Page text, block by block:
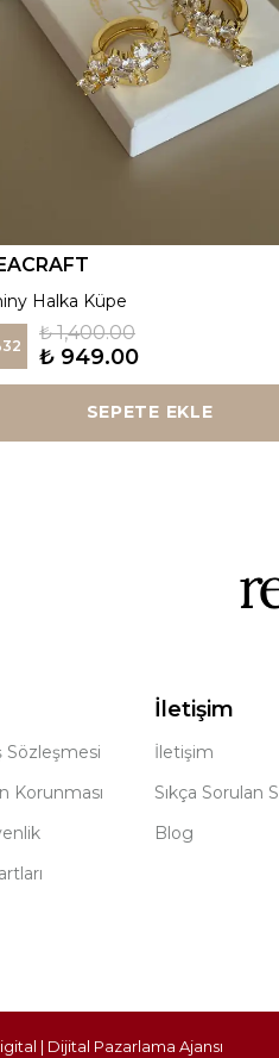
Halka Küpe
32
₺ 1,400.00
₺ 949.00
SEPETE EKLE
Sözleşmesi
Korunması
İletişim
İletişim
Sıkça Sorulan
Blog
| Dijital Pazarlama Ajansı